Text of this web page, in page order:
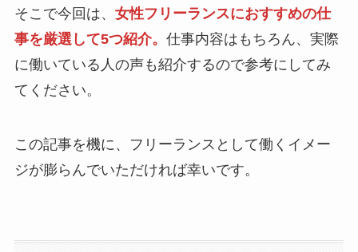
そこで今回は、 女性フリーランスにおすすめの仕
事を厳選して5つ紹介。 仕事内容はもちろん、実際
に働いている人の声も紹介するので参考にしてみ
てください。
この記事を機に、フリーランスとして働くイメー
ジが膨らんでいただければ幸いです。